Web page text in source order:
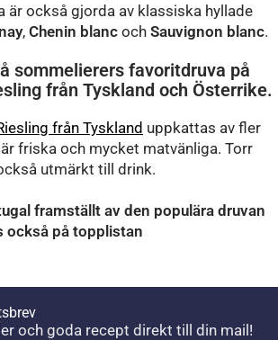
är också gjorda av klassiska hyllade
, Chenin blanc och Sauvignon blanc.
sommelierers favoritdruva på
från Tyskland och Österrike.
från Tyskland uppkattas av fler
friska och mycket matvänliga. Torr
utmärkt till drink.
framställt av den populära druvan
också på topplistan
och goda recept direkt till din mail!